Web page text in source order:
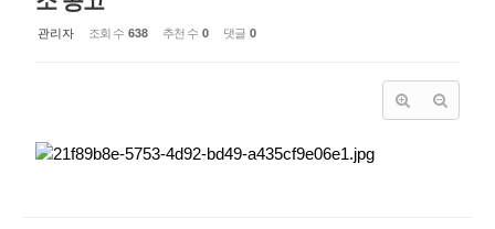
관리자 조회 수 638 추천 수 0 댓글 0
- 애틀랜타 총영사관 소식